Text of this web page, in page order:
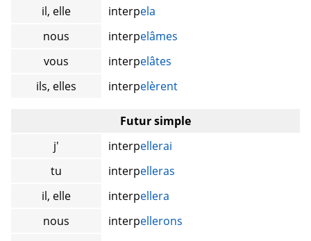
il, elle
interpela
nous
interpelâmes
vous
interpelâtes
ils, elles
interpelèrent
Futur simple
j'
interpellerai
tu
interpelleras
il, elle
interpellera
nous
interpellerons